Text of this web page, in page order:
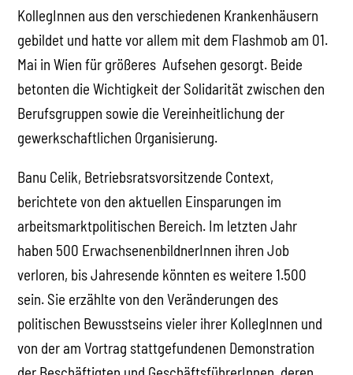
KollegInnen aus den verschiedenen Krankenhäusern
gebildet und hatte vor allem mit dem Flashmob am 01.
Mai in Wien für größeres Aufsehen gesorgt. Beide
betonten die Wichtigkeit der Solidarität zwischen den
Berufsgruppen sowie die Vereinheitlichung der
gewerkschaftlichen Organisierung.
Banu Celik, Betriebsratsvorsitzende Context,
berichtete von den aktuellen Einsparungen im
arbeitsmarktpolitischen Bereich. Im letzten Jahr
haben 500 ErwachsenenbildnerInnen ihren Job
verloren, bis Jahresende könnten es weitere 1.500
sein. Sie erzählte von den Veränderungen des
politischen Bewusstseins vieler ihrer KollegInnen und
von der am Vortrag stattgefundenen Demonstration